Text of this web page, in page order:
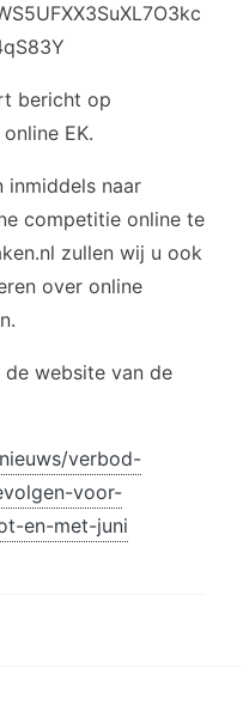
bericht op
EK.
inmiddels naar
competitie online te
zullen wij u ook
over online
website van de
verbod-
voor-
en-met-juni